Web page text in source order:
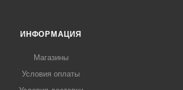
ИНФОРМАЦИЯ
Магазины
Условия оплаты